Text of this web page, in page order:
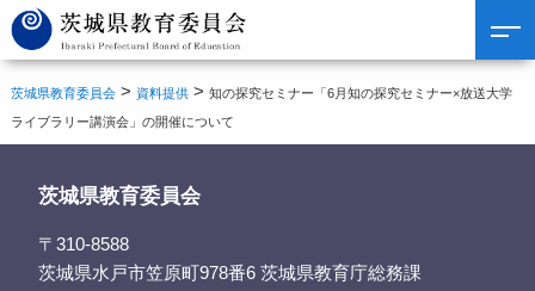
茨城県教育委員会 > 資料提供 >知の探究セミナー「6月知の探究セミナー×放送大学
ライブラリー講演会」の開催について
茨城県教育委員会
〒310-8588
茨城県水戸市笠原町978番6 茨城県教育庁総務課